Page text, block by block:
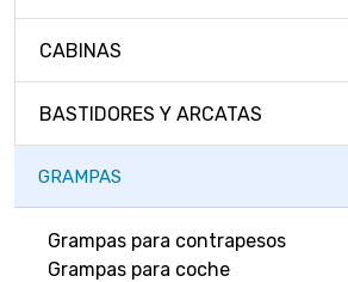
CABINAS
BASTIDORES Y ARCATAS
GRAMPAS
Grampas para contrapesos
Grampas para coche